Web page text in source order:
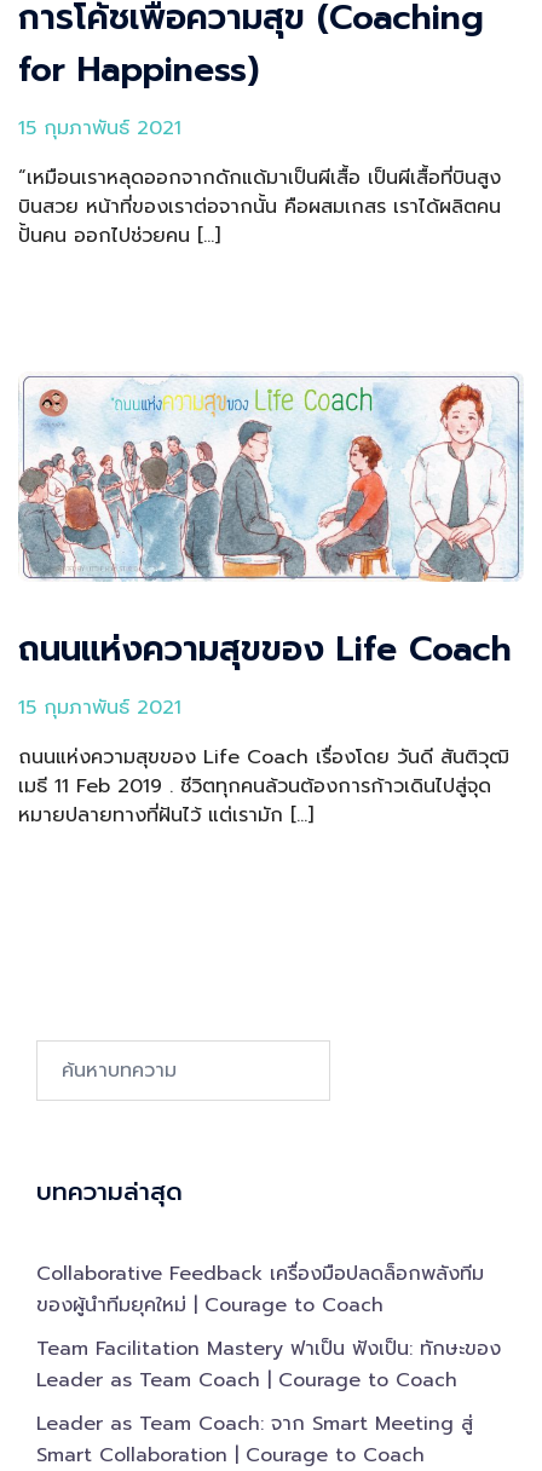
การโค้ชเพื่อความสุข (Coaching
for Happiness)
15 กุมภาพันธ์ 2021
“เหมือนเราหลุดออกจากดักแด้มาเป็นผีเสื้อ เป็นผีเสื้อที่บินสูง
บินสวย หน้าที่ของเราต่อจากนั้น คือผสมเกสร เราได้ผลิตคน
ปั้นคน ออกไปช่วยคน […]
ถนนแห่งความสุขของ Life Coach
15 กุมภาพันธ์ 2021
ถนนแห่งความสุขของ Life Coach เรื่องโดย วันดี สันติวุฒิ
เมธี 11 Feb 2019 . ชีวิตทุกคนล้วนต้องการก้าวเดินไปสู่จุด
หมายปลายทางที่ฝันไว้ แต่เรามัก […]
Search…
บทความล่าสุด
Collaborative Feedback เครื่องมือปลดล็อกพลังทีม
ของผู้นำทีมยุคใหม่ | Courage to Coach
Team Facilitation Mastery ฟาเป็น ฟังเป็น: ทักษะของ
Leader as Team Coach | Courage to Coach
Leader as Team Coach: จาก Smart Meeting สู่
Smart Collaboration | Courage to Coach